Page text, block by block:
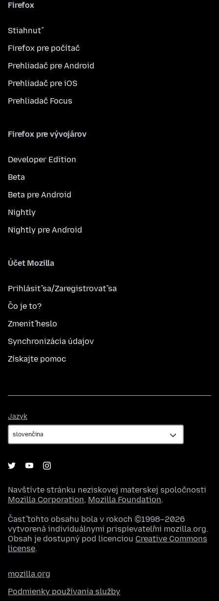
Firefox
Stiahnuť
Firefox pre počítač
Prehliadač pre Android
Prehliadač pre iOS
Prehliadač Focus
Firefox pre vývojárov
Developer Edition
Beta
Beta pre Android
Nightly
Nightly pre Android
Účet Mozilla
Prihlásiť sa/Zaregistrovať sa
Čo je to?
Zmeniť heslo
Synchronizácia údajov
Získajte pomoc
Jazyk
Navštívte stránku neziskovej materskej spoločnosti
Mozilla Corporation, Mozilla Foundation.
Časť tohto obsahu bola v rokoch ©1998–2026
vytvorená individuálnymi prispievateľmi mozilla.org.
Obsah je dostupný pod licenciou Creative Commons
license.
mozilla.org
Podmienky používania služby